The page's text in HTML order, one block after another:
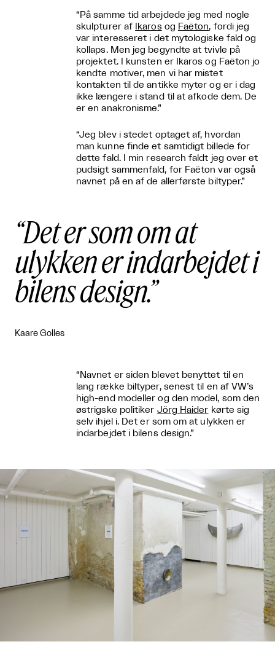
“På samme tid arbejdede jeg med nogle
skulpturer af
Ikarosog Faëton, fordi jeg
var interesseret i det mytologiske fald og
kollaps. Men jeg begyndte at tvivle på
projektet. I kunsten er Ikaros og Faëton jo
kendte motiver, men vi har mistet
kontakten til de antikke myter og er i dag
ikke længere i stand til at afkode dem. De
er en anakronisme.”
“Jeg blev i stedet optaget af, hvordan
man kunne finde et samtidigt billede for
dette fald. I min research faldt jeg over et
pudsigt sammenfald, for Faëton var også
navnet på en af de allerførste biltyper.”
Det er som om at
ulykken er indarbejdet i
bilens design.
Kaare Golles
“Navnet er siden blevet benyttet til en
lang række biltyper, senest til en af VW’s
high-end modeller og den model, som den
østrigske politiker Jörg Haider kørte sig
selv ihjel i. Det er som om at ulykken er
indarbejdet i bilens design.”